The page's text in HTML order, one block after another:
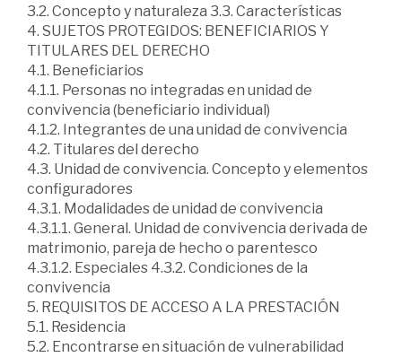
3.2. Concepto y naturaleza 3.3. Características
4. SUJETOS PROTEGIDOS: BENEFICIARIOS Y
TITULARES DEL DERECHO
4.1. Beneficiarios
4.1.1. Personas no integradas en unidad de
convivencia (beneficiario individual)
4.1.2. Integrantes de una unidad de convivencia
4.2. Titulares del derecho
4.3. Unidad de convivencia. Concepto y elementos
configuradores
4.3.1. Modalidades de unidad de convivencia
4.3.1.1. General. Unidad de convivencia derivada de
matrimonio, pareja de hecho o parentesco
4.3.1.2. Especiales 4.3.2. Condiciones de la
convivencia
5. REQUISITOS DE ACCESO A LA PRESTACIÓN
5.1. Residencia
5.2. Encontrarse en situación de vulnerabilidad